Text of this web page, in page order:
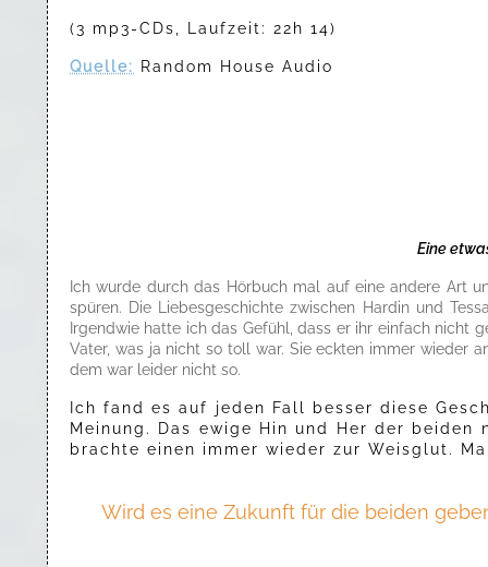
(3 mp3-CDs, Laufzeit: 22h 14)
Quelle: Random House Audio
Eine
Ich wurde durch das Hörbuch mal auf eine andere Art
spüren. Die Liebesgeschichte zwischen Hardin und
Irgendwie hatte ich das Gefühl, dass er ihr einfach nicht
Vater, was ja nicht so toll war. Sie eckten immer wieder
dem war leider nicht so.
Ich fand es auf jeden Fall besser diese
Meinung. Das ewige Hin und Her der
brachte einen immer wieder zur Weisglut.
Wird es eine Zukunft für die beiden